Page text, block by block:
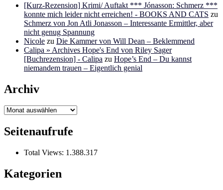
[Kurz-Rezension] Krimi/ Auftakt *** Jónasson: Schmerz ***
konnte mich leider nicht erreichen! - BOOKS AND CATS zu
Schmerz von Jon Atli Jonasson – Interessante Ermittler, aber
nicht genug Spannung
Nicole zu Die Kammer von Will Dean – Beklemmend
Calipa » Archives Hope's End von Riley Sager
[Buchrezension] - Calipa zu Hope’s End – Du kannst
niemandem trauen – Eigentlich genial
Archiv
Archiv
Seitenaufrufe
Total Views: 1.388.317
Kategorien